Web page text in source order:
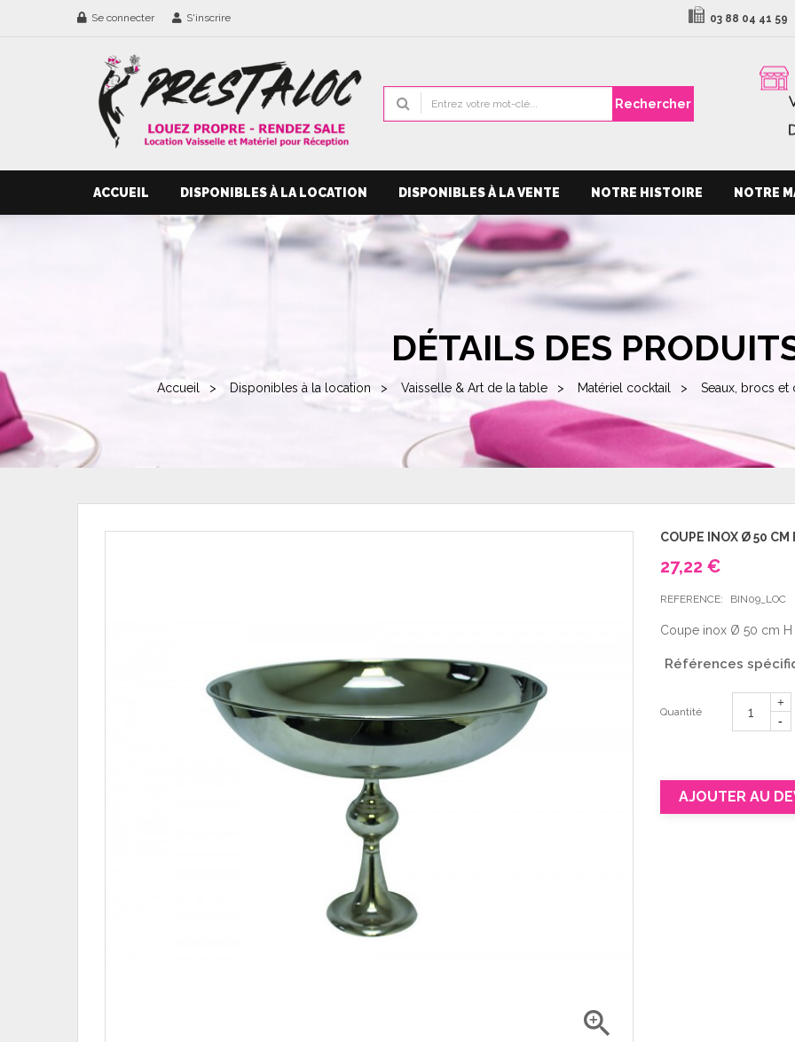
Se connecter S'inscrire 03 88 04 41 59
Rechercher
ACCUEIL DISPONIBLES À LA LOCATION DISPONIBLES À LA VENTE NOTRE HISTOIRE NOTRE
DÉTAILS DES
Accueil Disponibles à la location Vaisselle & Art de la table Matériel cocktail Seaux, brocs et

COUPE INOX Ø 50 CM
27,22 €
REFERENCE: BIN09_LOC
Coupe inox Ø 50 cm H
Références
Quantité
AJOUTER AU